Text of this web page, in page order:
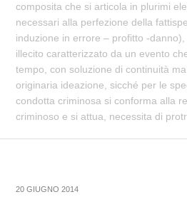
composita che si articola in plurimi
necessari alla perfezione della
induzione in errore – profitto -
illecito caratterizzato da un evento
tempo, con soluzione di continuità
originaria ideazione, sicché per le
condotta criminosa si conforma alla
criminoso e si attua, necessita di
20 GIUGNO 2014